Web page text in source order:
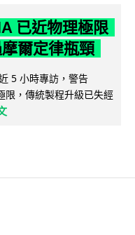
已近物理極限
爾定律瓶頸
5 小時專訪，警告
限，傳統製程升級已失經